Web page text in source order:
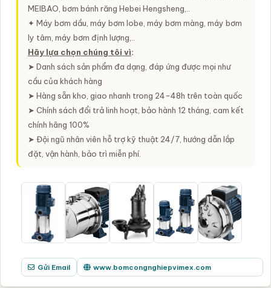
MEIBAO, bơm bánh răng Hebei Hengsheng,..
✦ Máy bơm dầu, máy bơm lobe, máy bơm màng, máy bơm
ly tâm, máy bơm định lượng,..
Hãy lựa chọn chúng tôi vì:
➤ Danh sách sản phẩm đa dạng, đáp ứng được mọi như
cầu của khách hàng
➤ Hàng sẵn kho, giao nhanh trong 24-48h trên toàn quốc
➤ Chính sách đổi trả linh hoạt, bảo hành 12 tháng, cam kết
chính hãng 100%
➤ Đội ngũ nhân viên hỗ trợ kỹ thuật 24/7, hướng dẫn lắp
đặt, vận hành, bảo trì miễn phí.
Gửi Email www.bomcongnghiepvimex.com